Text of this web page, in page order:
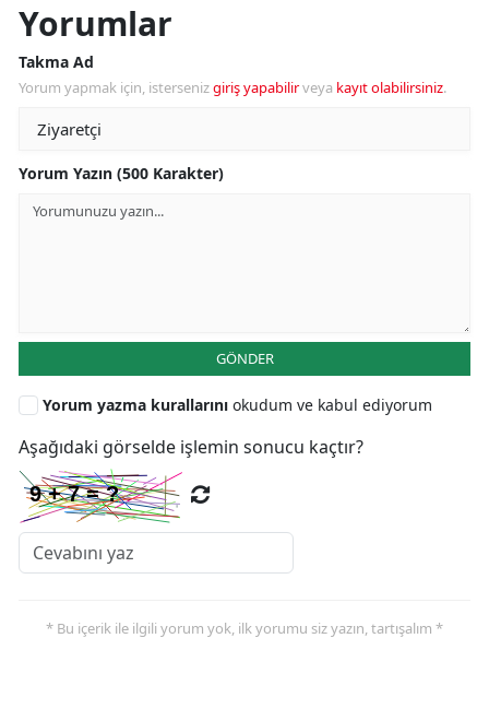
Yorumlar
Takma Ad
Yorum yapmak için, istersenizgiriş yapabilirveya kayıt olabilirsiniz.
Yorum Yazın (500 Karakter)
GÖNDER
Yorum yazma kurallarını okudum ve kabul ediyorum
Aşağıdaki görselde işlemin sonucu kaçtır?
* Bu içerik ile ilgili yorum yok, ilk yorumu siz yazın, tartışalım *